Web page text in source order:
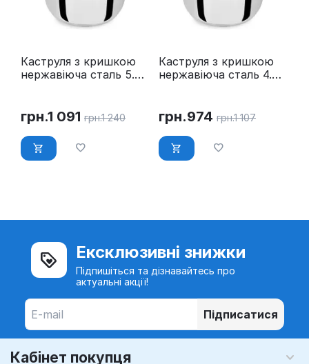
Каструля з кришкою
нержавіюча сталь 5.8
грн.1 091 грн.1 240
Каструля з кришкою
нержавіюча сталь 4.5
грн.974 грн.1 107
Ексклюзивні знижки
Підпишіться та дізнавайтесь про
актуальні акції!
Підписатися
Кабінет покупця